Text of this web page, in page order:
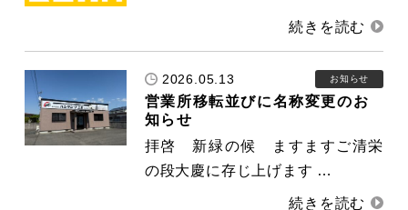
2026.05.13 お知らせ
営業所移転並びに名称変更のお
知らせ
拝啓 新緑の候 ますますご清栄
の段大慶に存じ上げます …